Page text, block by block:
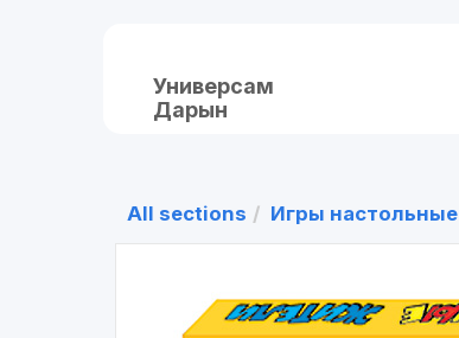
Универсам
Дарын
All sections Игры настольные